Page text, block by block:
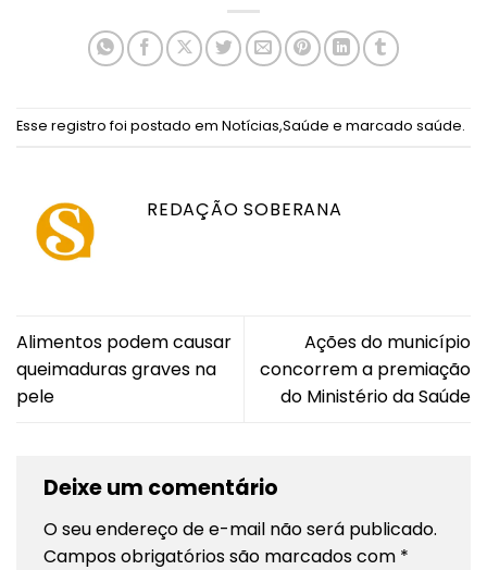
Esse registro foi postado em Notícias,Saúde e marcado saúde.
REDAÇÃO SOBERANA
Alimentos podem causar
queimaduras graves na
pele
Ações do município
concorrem a premiação
do Ministério da Saúde
Deixe um comentário
O seu endereço de e-mail não será publicado.
Campos obrigatórios são marcados com *